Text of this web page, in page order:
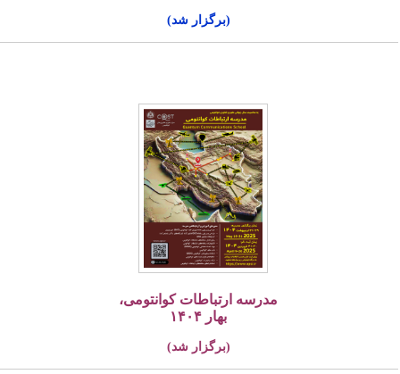
(برگزار شد)
مدرسه ارتباطات کوانتومی،
بهار ۱۴۰۴
(برگزار شد)